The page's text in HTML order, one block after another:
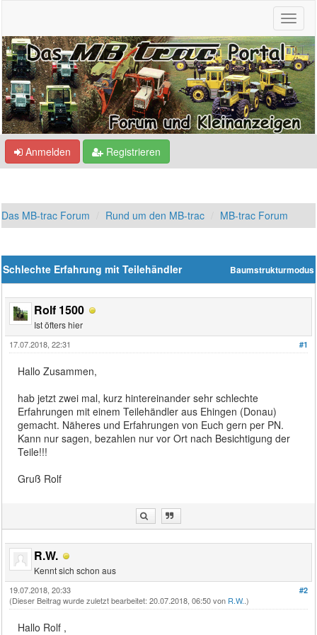
Anmelden Registrieren
Das MB-trac Forum Rund um den MB-trac MB-trac Forum
Baumstrukturmodus
Schlechte Erfahrung mit Teilehändler
Rolf 1500
Ist öfters hier
#1
17.07.2018, 22:31
Hallo Zusammen,
hab jetzt zwei mal, kurz hintereinander sehr schlechte
Erfahrungen mit einem Teilehändler aus Ehingen (Donau)
gemacht. Näheres und Erfahrungen von Euch gern per PN.
Kann nur sagen, bezahlen nur vor Ort nach Besichtigung der
Teile!!!
Gruß Rolf
R.W.
Kennt sich schon aus
#2
19.07.2018, 20:33
(Dieser Beitrag wurde zuletzt bearbeitet: 20.07.2018, 06:50 von R.W. .)
Hallo Rolf ,